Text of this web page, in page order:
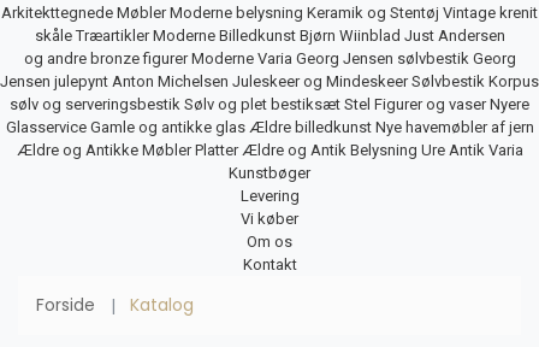
Arkitekttegnede Møbler Moderne belysning Keramik og Stentøj Vintage krenit
skåle Træartikler Moderne Billedkunst Bjørn Wiinblad Just Andersen
og andre bronze figurer Moderne Varia Georg Jensen sølvbestik Georg
Jensen julepynt Anton Michelsen Juleskeer og Mindeskeer Sølvbestik Korpus
sølv og serveringsbestik Sølv og plet bestiksæt Stel Figurer og vaser Nyere
Glasservice Gamle og antikke glas Ældre billedkunst Nye havemøbler af jern
Ældre og Antikke Møbler Platter Ældre og Antik Belysning Ure Antik Varia
Kunstbøger
Levering
Vi køber
Om os
Kontakt
Forside Katalog